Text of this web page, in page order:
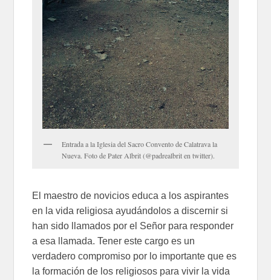
Entrada a la Iglesia del Sacro Convento de Calatrava la
Nueva. Foto de Pater Albrit (@padrealbrit en twitter).
El maestro de novicios educa a los aspirantes
en la vida religiosa ayudándolos a discernir si
han sido llamados por el Señor para responder
a esa llamada. Tener este cargo es un
verdadero compromiso por lo importante que es
la formación de los religiosos para vivir la vida